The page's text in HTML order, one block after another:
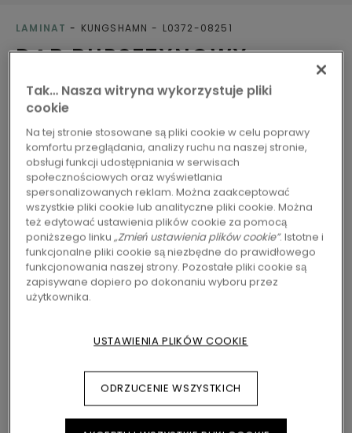
DĄB BURSZTYNOWY
WĘDZONY
LAMINAT KUNGSHAMN L0372-08251
Klasa 32 - Przeznaczone do użytku domowego
Na klik
Nadaje się do stosowania z ogrzewaniem
podłogowym
Odporne na wodę
Oznakowanie ekologiczne UE
Nordic Swan Ecolabel
Chcesz zobaczyć tę podłogę na żywo? Nadal
Zawsze możesz znaleźć dealera Pergo w swoim
Tak… Nasza witryna wykorzystuje pliki
cookie
Na tej stronie stosowane są pliki cookie w celu poprawy
komfortu przeglądania, analizy ruchu na naszej stronie,
obsługi funkcji udostępniania w serwisach
społecznościowych oraz wyświetlania
spersonalizowanych reklam. Można zaakceptować
wszystkie pliki cookie lub analityczne pliki cookie. Można
też edytować ustawienia plików cookie za pomocą
poniższego linku„Zmień ustawienia plików cookie”. Istotne i
funkcjonalne pliki cookie są niezbędne do prawidłowego
funkcjonowania naszej strony. Pozostałe pliki cookie są
zapisywane dopiero po dokonaniu wyboru przez
użytkownika.
USTAWIENIA PLIKÓW COOKIE
ODRZUCENIE WSZYSTKICH